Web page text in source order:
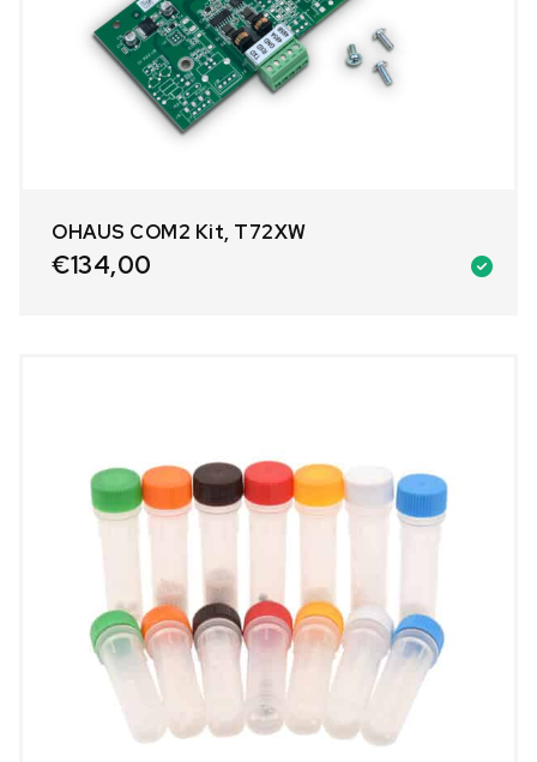
OHAUS COM2 Kit, T72XW
€134,00